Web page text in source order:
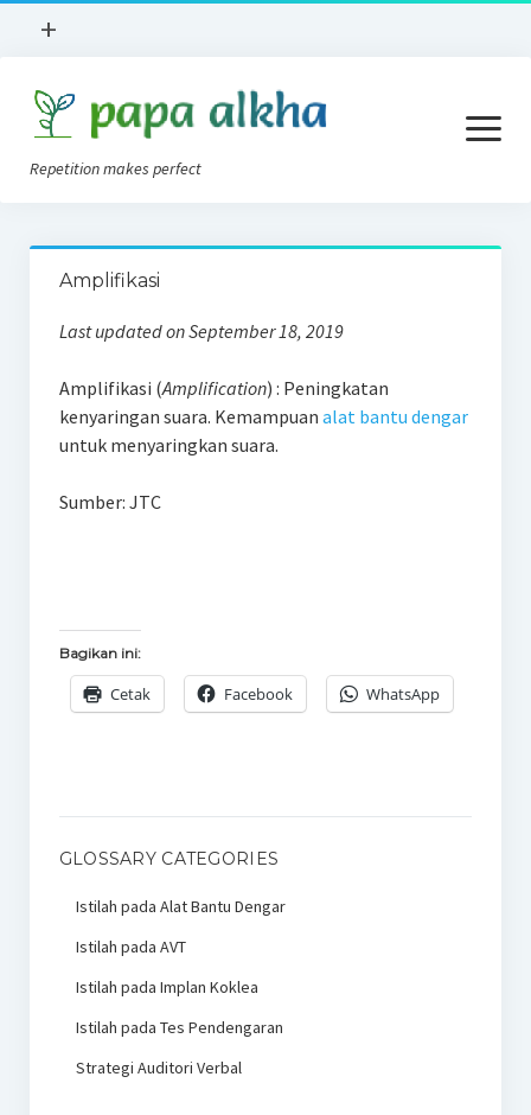
open
+
Books Review
Lokasi
Apa Itu?
Implan Koklea
Repetition makes perfect
open
menu
Konsep AVT
Tips AVT Di Rumah
Alat Bantu Dengar
Blog
Forum
Amplifikasi
Last updated on September 18, 2019
Amplifikasi (Amplification) : Peningkatan
kenyaringan suara. Kemampuan alat bantu dengar
untuk menyaringkan suara.
Sumber: JTC
Bagikan ini:
Cetak Facebook WhatsApp
GLOSSARY CATEGORIES
Istilah pada Alat Bantu Dengar
Istilah pada AVT
Istilah pada Implan Koklea
Istilah pada Tes Pendengaran
Strategi Auditori Verbal